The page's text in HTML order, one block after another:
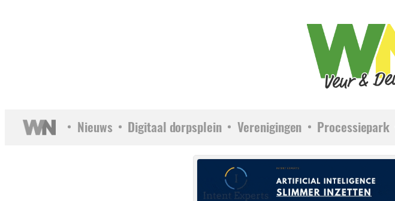
Nieuws Digitaal dorpsplein Verenigingen Processiepark